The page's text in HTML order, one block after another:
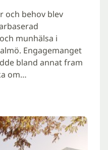
och behov blev
munhälsa i
Engagemanget
bland annat fram
om…